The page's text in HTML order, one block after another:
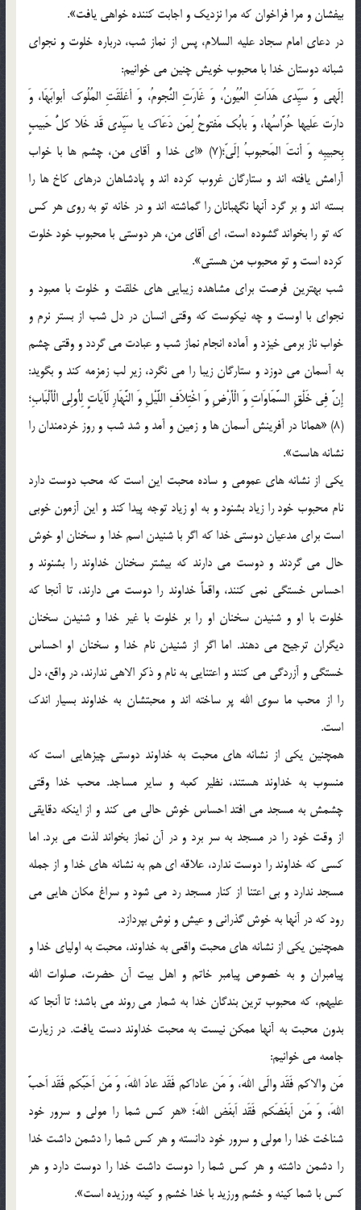
بیفشان و مرا فراخوان که مرا نزدیک و اجابت کننده خواهی یافت».
در دعای امام سجاد علیه السلام، پس از نماز شب، درباره خلوت و نجوای
شبانه دوستان خدا با محبوب خویش چنین می خوانیم:
إلَهی وَ سَیِّدی هَدَاتِ العُیُونُ، وَ غَارَتِ النُّجومُ، وَ أغلَقَتِ المُلُوک أبوابَهَا، وَ
دارَت عَلیها حُرَّاسُها، وَ بابُک مَفتوحٌ لِمَن دَعَاک یا سَیِّدی قَد خَلا کلُّ حَبیبٍ
بِحبیبِه وَ أنتَ المَحبوبُ إلَیّ؛(7) «ای خدا و آقای من، چشم ها با خواب
آرامش یافته اند و ستارگان غروب کرده اند و پادشاهان درهای کاخ ها را
بسته اند و بر گرد آنها نگهبانان را گماشته اند و در خانه تو به روی هر کس
که تو را بخواند گشوده است، ای آقای من، هر دوستی با محبوب خود خلوت
کرده است و تو محبوب من هستی».
شب بهترین فرصت برای مشاهده زیبایی های خلقت و خلوت با معبود و
نجوای با اوست و چه نیکوست که وقتی انسان در دل شب از بستر نرم و
خواب ناز برمی خیزد و آماده انجام نماز شب و عبادت می گردد و وقتی چشم
به آسمان می دوزد و ستارگان زیبا را می نگرد، زیر لب زمزمه کند و بگوید:
إِنَّ فِی خَلْقِ السَّمَاوَاتِ وَ الْأَرْضِ وَ اخْتِلاَفِ اللَّیْلِ وَ النَّهَارِ لَآیَاتٍ لِأُولِی الْأَلْبَابِ‌؛
(8) «همانا در آفرینش آسمان ها و زمین و آمد و شد شب و روز خردمندان را
نشانه هاست».
یکی از نشانه های عمومی و ساده محبت این است که محب دوست دارد
نام محبوب خود را زیاد بشنود و به او زیاد توجه پیدا کند و این آزمون خوبی
است برای مدعیان دوستی خدا که اگر با شنیدن اسم خدا و سخنان او خوش
حال می گردند و دوست می دارند که بیشتر سخنان خداوند را بشنوند و
احساس خستگی نمی کنند، واقعاً خداوند را دوست می دارند، تا آنجا که
خلوت با او و شنیدن سخنان او را بر خلوت با غیر خدا و شنیدن سخنان
دیگران ترجیح می دهند. اما اگر از شنیدن نام خدا و سخنان او احساس
خستگی و آزردگی می کنند و اعتنایی به نام و ذکر الاهی ندارند، در واقع، دل
را از محب ما سوی الله پر ساخته اند و محبتشان به خداوند بسیار اندک
است.
همچنین یکی از نشانه های محبت به خداوند دوستی چیزهایی است که
منسوب به خداوند هستند، نظیر کعبه و سایر مساجد. محب خدا وقتی
چشمش به مسجد می افتد احساس خوش حالی می کند و از اینکه دقایقی
از وقت خود را در مسجد به سر برد و در آن نماز بخواند لذت می برد. اما
کسی که خداوند را دوست ندارد، علاقه ای هم به نشانه های خدا و از جمله
مسجد ندارد و بی اعتنا از کنار مسجد رد می شود و سراغ مکان هایی می
رود که در آنها به خوش گذرانی و عیش و نوش بپردازد.
همچنین یکی از نشانه های محبت واقعی به خداوند، محبت به اولیای خدا و
پیامبران و به خصوص پیامبر خاتم و اهل بیت آن حضرت، صلوات الله
علیهم، که محبوب ترین بندگان خدا به شمار می روند می باشد؛ تا آنجا که
بدون محبت به آنها ممکن نیست به محبت خداوند دست یافت. در زیارت
جامعه می خوانیم:
مَن والاکم فَقَد والَی اللهَ، وَ مَن عاداکم فَقَد عادَ اللهَ، وَ مَن اَحَبَّکم فَقَد اَحبَّ
اللهَ، وَ مَن اَبغَضَکم فَقَد اَبغَض اللهَ؛ «هر کس شما را مولی و سرور خود
شناخت خدا را مولی و سرور خود دانسته و هر کس شما را دشمن داشت خدا
را دشمن داشته و هر کس شما را دوست داشت خدا را دوست دارد و هر
کس با شما کینه و خشم ورزید با خدا خشم و کینه ورزیده است».